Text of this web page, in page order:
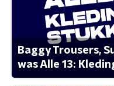
Baggy Trousers,
was Alle 13: